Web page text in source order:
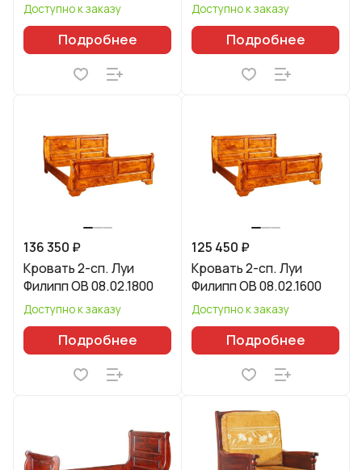
Доступно к заказу
Подробнее
Доступно к заказу
Подробнее
136 350 ₽
Кровать 2-сп. Луи
Филипп ОВ 08.02.1800
Доступно к заказу
Подробнее
125 450 ₽
Кровать 2-сп. Луи
Филипп ОВ 08.02.1600
Доступно к заказу
Подробнее